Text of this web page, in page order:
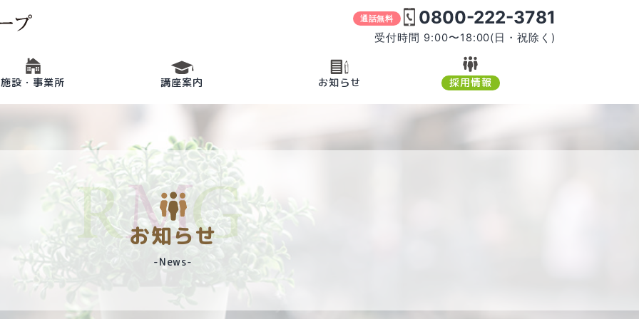
通話無料 0800-222-3781
受付時間 9:00〜18:00(日・祝除く)
施設・事業所 講座案内 お知らせ 採用情報
お知らせ
-News-